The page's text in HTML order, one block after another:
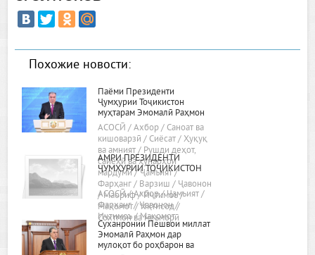
Похожие новости:
Паёми Президенти
Ҷумҳурии Тоҷикистон
муҳтарам Эмомалӣ Раҳмон
«Дар бораи самтҳои асосии
сиёсати дохилӣ ва хориҷии
ҷумҳурӣ»
АСОСӢ / Ахбор / Саноат ва
кишоварзӣ / Сиёсат / Ҳуқуқ
ва амният / Рушди деҳот,
сайёҳӣ ва ҳунарҳои
мардумӣ / Ҷамъият /
Фарҳанг / Варзиш / Ҷавонон
/ Маориф / Иҷтимоъ /
Мақомот / Иқтисод /
Сохтмон ва меъморӣ
АМРИ ПРЕЗИДЕНТИ
ҶУМҲУРИИ ТОҶИКИСТОН
АСОСӢ / Ахбор / Ҷамъият /
Фарҳанг / Ҷавонон /
Иҷтимоъ / Мақомот
Суханронии Пешвои миллат
Эмомалӣ Раҳмон дар
мулоқот бо роҳбарон ва